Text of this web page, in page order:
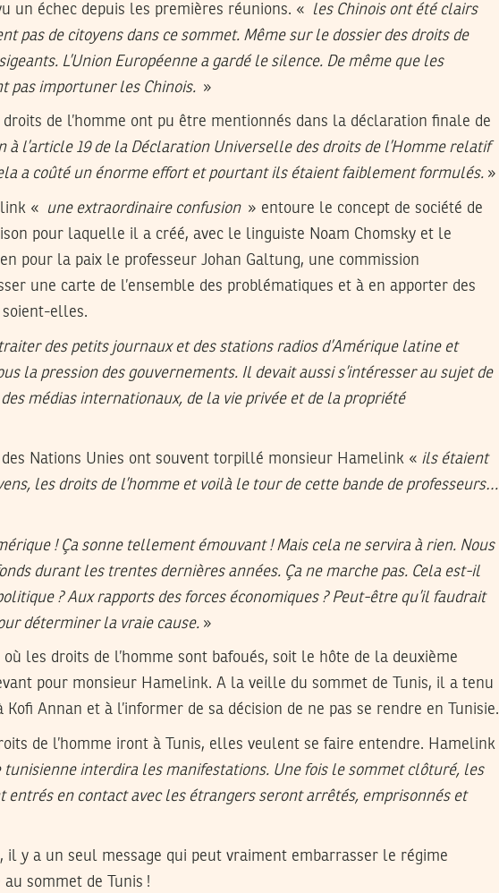
un échec depuis les premières réunions. «
les Chinois ont été clairs
pas de citoyens dans ce sommet. Même sur le dossier des droits de
L’Union Européenne a gardé le silence. De même que les
pas importuner les Chinois. »
droits de l’homme ont pu être mentionnés dans la déclaration finale de
à l’article 19 de la Déclaration Universelle des droits de l’Homme relatif
a coûté un énorme effort et pourtant ils étaient faiblement formulés. »
« une extraordinaire confusion » entoure le concept de société de
pour laquelle il a créé, avec le linguiste Noam Chomsky et le
pour la paix le professeur Johan Galtung, une commission
une carte de l’ensemble des problématiques et à en apporter des
elles.
des petits journaux et des stations radios d’Amérique latine et
la pression des gouvernements. Il devait aussi s’intéresser au sujet de
médias internationaux, de la vie privée et de la propriété
des Nations Unies ont souvent torpillé monsieur Hamelink « ils étaient
les droits de l’homme et voilà le tour de cette bande de professeurs…
! Ça sonne tellement émouvant ! Mais cela ne servira à rien. Nous
durant les trentes dernières années. Ça ne marche pas. Cela est-il
? Aux rapports des forces économiques ? Peut-être qu’il faudrait
déterminer la vraie cause. »
où les droits de l’homme sont bafoués, soit le hôte de la deuxième
pour monsieur Hamelink. A la veille du sommet de Tunis, il a tenu
Annan et à l’informer de sa décision de ne pas se rendre en Tunisie.
de l’homme iront à Tunis, elles veulent se faire entendre. Hamelink
tunisienne interdira les manifestations. Une fois le sommet clôturé, les
entrés en contact avec les étrangers seront arrêtés, emprisonnés et
il y a un seul message qui peut vraiment embarrasser le régime
sommet de Tunis !